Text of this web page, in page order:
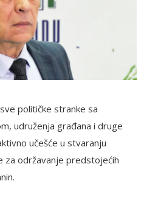
političke stranke sa
udruženja građana i druge
učešće u stvaranju
za održavanje predstojećih